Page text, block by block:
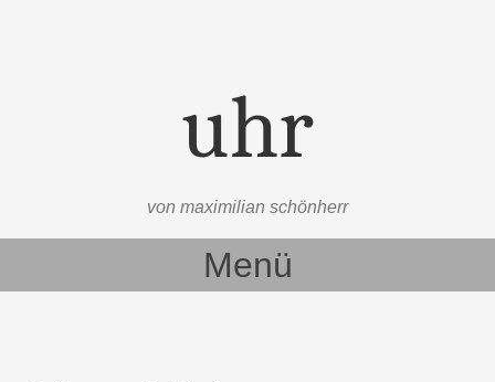
uhr
von maximilian schönherr
Menü